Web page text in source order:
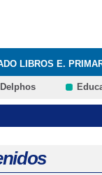
LIBROS E.
EDUCACIÓN
Delphos